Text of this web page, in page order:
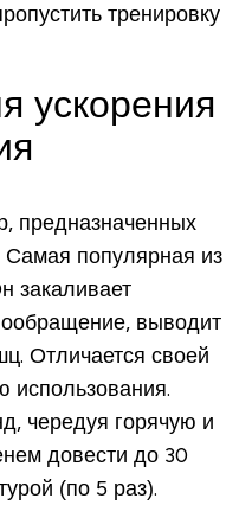
тренировку
ускорения
предназначенных
популярная из
закаливает
выводит
Отличается своей
использования.
чередуя горячую и
довести до 30
(по 5 раз).